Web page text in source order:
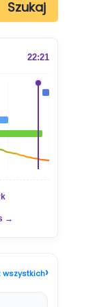
Szukaj
22:21
→
wszystkich›